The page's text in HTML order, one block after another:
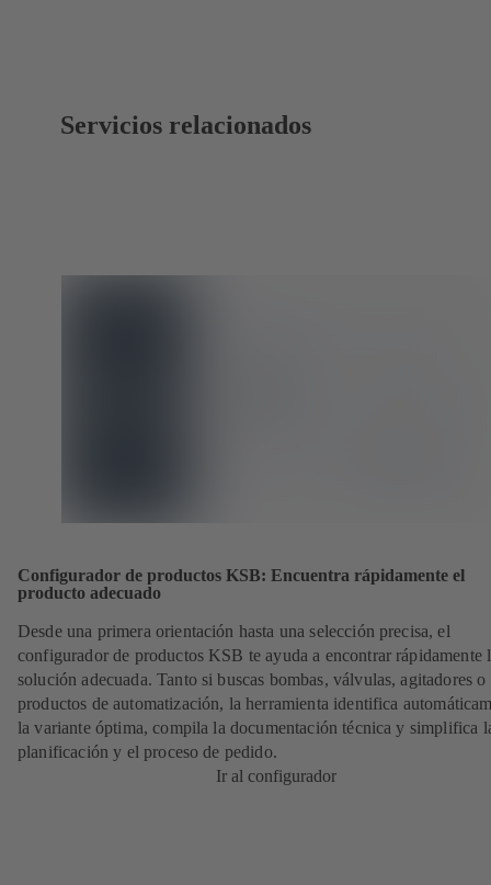
Servicios relacionados
Configurador de productos KSB: Encuentra rápidamente el
producto adecuado
Desde una primera orientación hasta una selección precisa, el
configurador de productos KSB te ayuda a encontrar rápidamente
solución adecuada. Tanto si buscas bombas, válvulas, agitadores o
productos de automatización, la herramienta identifica
la variante óptima, compila la documentación técnica y simplifica
planificación y el proceso de pedido.
Ir al configurador